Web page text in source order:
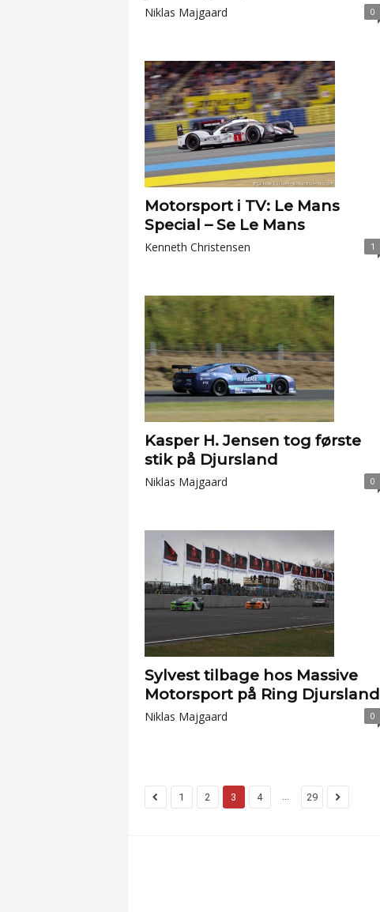
Niklas Majgaard 0
Motorsport i TV: Le Mans
Special – Se Le Mans
Kenneth Christensen 1
Kasper H. Jensen tog første
stik på Djursland
Niklas Majgaard 0
Sylvest tilbage hos Massive
Motorsport på Ring Djursland
Niklas Majgaard 0
1 2 3 4 ... 29